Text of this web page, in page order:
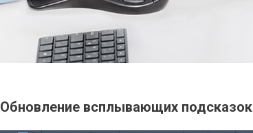
Обновление всплывающих подсказок